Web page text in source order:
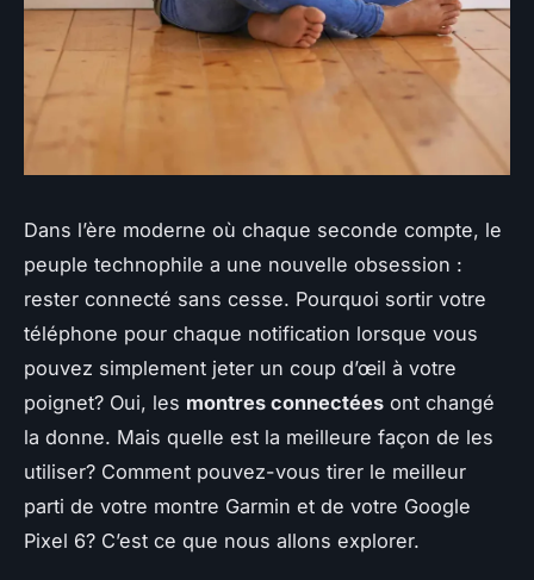
Dans l’ère moderne où chaque seconde compte, le
peuple technophile a une nouvelle obsession :
rester connecté sans cesse. Pourquoi sortir votre
téléphone pour chaque notification lorsque vous
pouvez simplement jeter un coup d’œil à votre
poignet? Oui, les montres connectées ont changé
la donne. Mais quelle est la meilleure façon de les
utiliser? Comment pouvez-vous tirer le meilleur
parti de votre montre Garmin et de votre Google
Pixel 6? C’est ce que nous allons explorer.